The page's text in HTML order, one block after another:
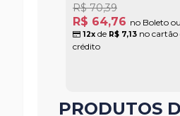
R$ 64,76 no Boleto
R$ 70,39
12x de R$ 7,13 no cartão
crédito
PRODUTOS